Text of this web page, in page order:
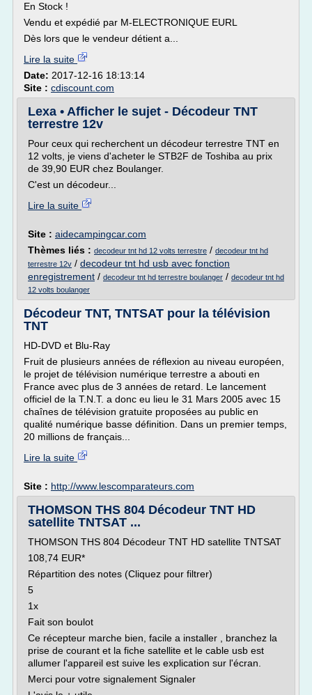
En Stock !
Vendu et expédié par M-ELECTRONIQUE EURL
Dès lors que le vendeur détient a...
Lire la suite
Date: 2017-12-16 18:13:14
Site : cdiscount.com
Lexa • Afficher le sujet - Décodeur TNT
terrestre 12v
Pour ceux qui recherchent un décodeur terrestre TNT en
12 volts, je viens d'acheter le STB2F de Toshiba au prix
de 39,90 EUR chez Boulanger.
C'est un décodeur...
Lire la suite
Site : aidecampingcar.com
Thèmes liés : decodeur tnt hd 12 volts terrestre / decodeur tnt hd
terrestre 12v / decodeur tnt hd usb avec fonction
enregistrement / decodeur tnt hd terrestre boulanger / decodeur tnt hd
12 volts boulanger
Décodeur TNT, TNTSAT pour la télévision
TNT
HD-DVD et Blu-Ray
Fruit de plusieurs années de réflexion au niveau européen,
le projet de télévision numérique terrestre a abouti en
France avec plus de 3 années de retard. Le lancement
officiel de la T.N.T. a donc eu lieu le 31 Mars 2005 avec 15
chaînes de télévision gratuite proposées au public en
qualité numérique basse définition. Dans un premier temps,
20 millions de français...
Lire la suite
Site : http://www.lescomparateurs.com
THOMSON THS 804 Décodeur TNT HD
satellite TNTSAT ...
THOMSON THS 804 Décodeur TNT HD satellite TNTSAT
108,74 EUR*
Répartition des notes (Cliquez pour filtrer)
5
1x
Fait son boulot
Ce récepteur marche bien, facile a installer , branchez la
prise de courant et la fiche satellite et le cable usb est
allumer l'appareil est suive les explication sur l'écran.
Merci pour votre signalement Signaler